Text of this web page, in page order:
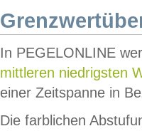
In PEGELONLINE
mittleren niedrigsten
einer Zeitspanne in
Die farblichen